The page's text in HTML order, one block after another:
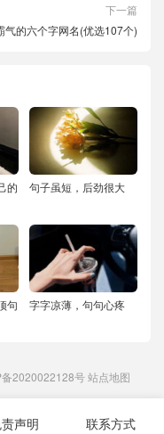
下一篇
气的六个字网名(优选107个)
的
句子虽短，后劲很大
句
字字凉薄，句句心疼
2020022128号站点地图
声明 联系方式